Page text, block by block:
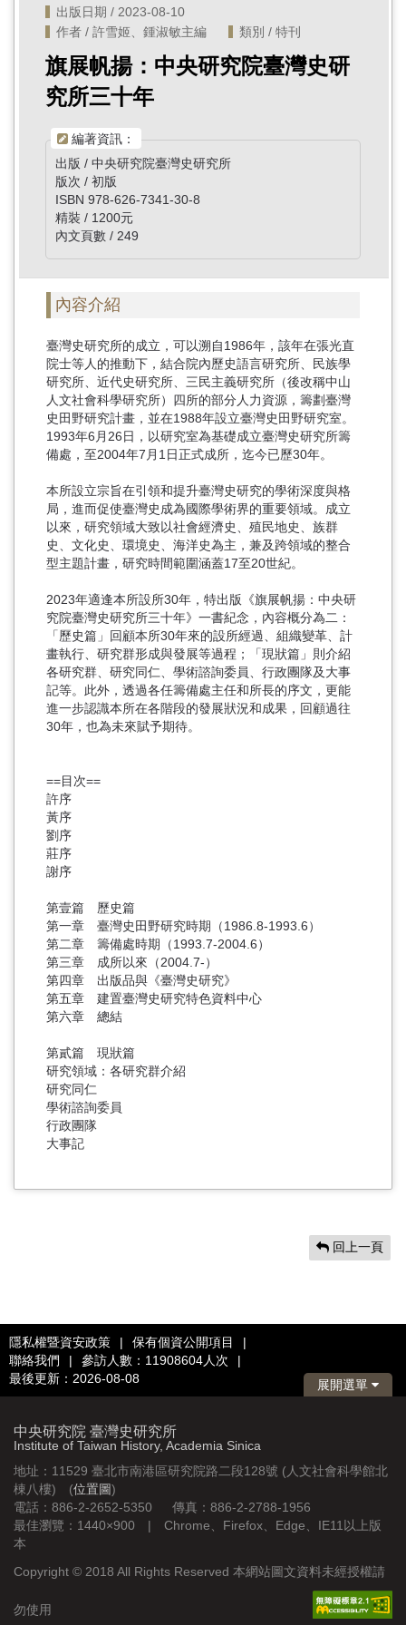
出版日期 / 2023-08-10
作者 / 許雪姬、鍾淑敏主編
類別 / 特刊
旗展帆揚：中央研究院臺灣史研
究所三十年
編著資訊：
出版 / 中央研究院臺灣史研究所
版次 / 初版
ISBN 978-626-7341-30-8
精裝 / 1200元
內文頁數 / 249
內容介紹
臺灣史研究所的成立，可以溯自1986年，該年在張光直
院士等人的推動下，結合院內歷史語言研究所、民族學
研究所、近代史研究所、三民主義研究所（後改稱中山
人文社會科學研究所）四所的部分人力資源，籌劃臺灣
史田野研究計畫，並在1988年設立臺灣史田野研究室。
1993年6月26日，以研究室為基礎成立臺灣史研究所籌
備處，至2004年7月1日正式成所，迄今已歷30年。
本所設立宗旨在引領和提升臺灣史研究的學術深度與格
局，進而促使臺灣史成為國際學術界的重要領域。成立
以來，研究領域大致以社會經濟史、殖民地史、族群
史、文化史、環境史、海洋史為主，兼及跨領域的整合
型主題計畫，研究時間範圍涵蓋17至20世紀。
2023年適逢本所設所30年，特出版《旗展帆揚：中央研
究院臺灣史研究所三十年》一書紀念，內容概分為二：
「歷史篇」回顧本所30年來的設所經過、組織變革、計
畫執行、研究群形成與發展等過程；「現狀篇」則介紹
各研究群、研究同仁、學術諮詢委員、行政團隊及大事
記等。此外，透過各任籌備處主任和所長的序文，更能
進一步認識本所在各階段的發展狀況和成果，回顧過往
30年，也為未來賦予期待。
==目次==
許序
黃序
劉序
莊序
謝序
第壹篇 歷史篇
第一章 臺灣史田野研究時期（1986.8-1993.6）
第二章 籌備處時期（1993.7-2004.6）
第三章 成所以來（2004.7-）
第四章 出版品與《臺灣史研究》
第五章 建置臺灣史研究特色資料中心
第六章 總結
第貳篇 現狀篇
研究領域：各研究群介紹
研究同仁
學術諮詢委員
行政團隊
大事記
回上一頁
隱私權暨資安政策 | 保有個資公開項目
|
聯絡我們
| 參訪人數：11908604人次
|
最後更新：2026-08-08
展開選單
中央研究院 臺灣史研究所
Institute of Taiwan History, Academia Sinica
地址：11529 臺北市南港區研究院路二段128號 (人文社會科學館北
棟八樓) (位置圖)
電話：886-2-2652-5350 傳真：886-2-2788-1956
最佳瀏覽：1440×900 | Chrome、Firefox、Edge、IE11以上版
本
Copyright © 2018 All Rights Reserved 本網站圖文資料未經授權請
勿使用